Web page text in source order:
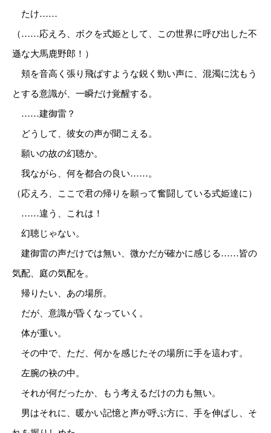
たけ……
（……応えろ、ボクを式姫として、この世界に呼び出した不
遜な大馬鹿野郎！）
頬を音高く張り飛ばすような鋭く勁い声に、混濁に沈もう
とする意識が、一瞬だけ覚醒する。
……建御雷？
どうして、彼女の声が聞こえる。
願いの故の幻聴か。
我ながら、何を都合の良い……。
（応えろ、ここで君の帰りを願って奮闘している式姫達に）
……違う、これは！
幻聴じゃない。
建御雷の声だけでは無い、微かだが確かに感じる……皆の
気配、庭の気配を。
帰りたい、あの場所。
だが、意識が昏くなっていく。
体が重い。
その中で、ただ、何かを感じたその場所に手を這わす。
左腕の袂の中。
それが何だったか、もう考えるだけの力も無い。
男はそれに、暖かい記憶と声が呼ぶ方に、手を伸ばし、そ